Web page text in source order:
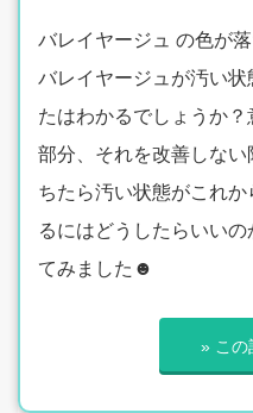
バレイヤージュ の色が
バレイヤージュが汚い
たはわかるでしょうか
部分、それを改善しな
ちたら汚い状態がこれ
るにはどうしたらいい
てみました☻
» この